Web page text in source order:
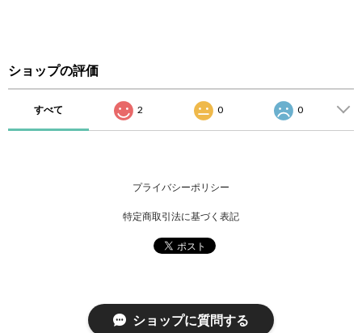
ショップの評価
すべて 2 0 0
プライバシーポリシー
特定商取引法に基づく表記
ショップに質問する